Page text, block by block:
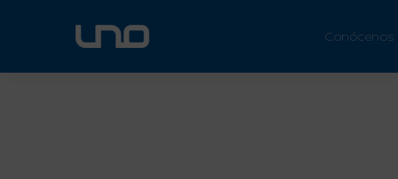
Conócenos